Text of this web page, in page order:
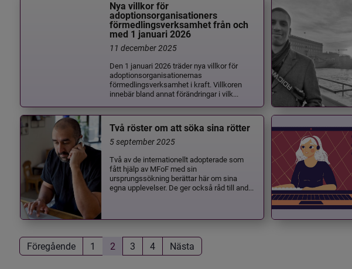
Nya villkor för
adoptionsorganisationers
förmedlingsverksamhet från och
med 1 januari 2026
11 december 2025
Den 1 januari 2026 träder nya villkor för
adoptionsorganisationernas
förmedlingsverksamhet i kraft. Villkoren
innebär bland annat förändringar i vilk...
Två röster om att söka sina rötter
5 september 2025
Två av de internationellt adopterade som
fått hjälp av MFoF med sin
ursprungssökning berättar här om sina
egna upplevelser. De ger också råd till and...
Föregående 1 2 3 4 Nästa